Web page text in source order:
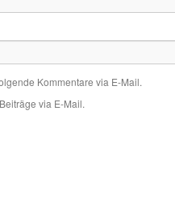
Kommentare via E-Mail.
via E-Mail.